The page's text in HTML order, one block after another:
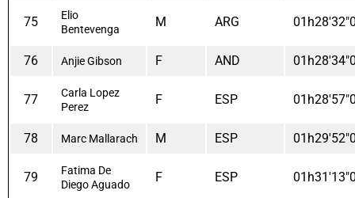
75
Elio
Bentevenga
M ARG
76 Anjie Gibson F AND
77
Carla Lopez
Perez
F ESP
78 Marc Mallarach M ESP
79
Fatima De
Diego Aguado
F ESP